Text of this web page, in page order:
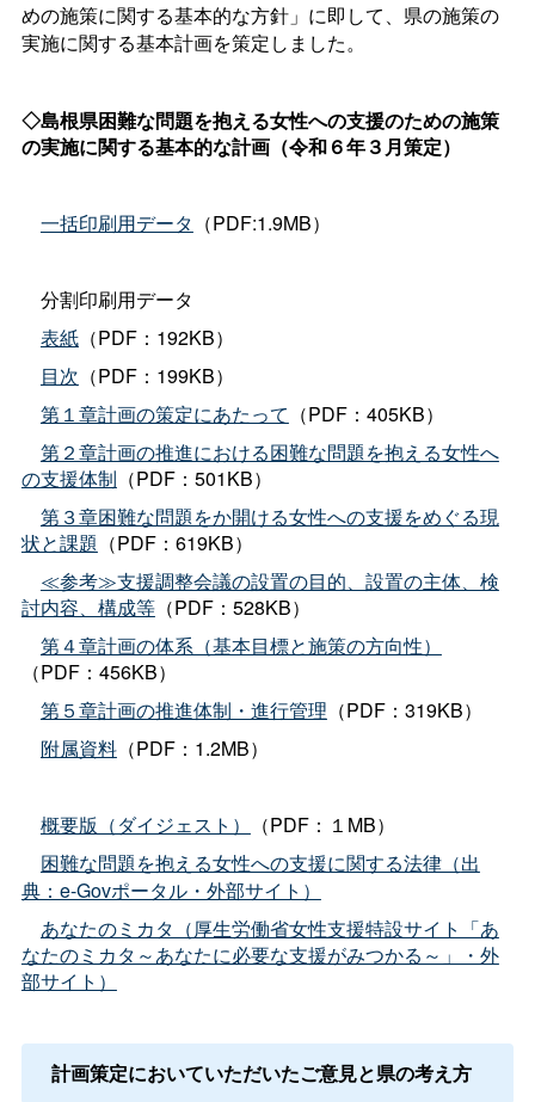
めの施策に関する基本的な方針」に即して、県の施策の
実施に関する基本計画を策定しました。
◇島根県困難な問題を抱える女性への支援のための施策
の実施に関する基本的な計画（令和６年３月策定）
一括印刷用データ （PDF:1.9MB）
分割印刷用データ
表紙（PDF：192KB）
目次 （PDF：199KB）
第１章計画の策定にあたって （PDF：405KB）
第２章計画の推進における困難な問題を抱える女性へ
の支援体制 （PDF：501KB）
第３章困難な問題をか開ける女性への支援をめぐる現
状と課題 （PDF：619KB）
≪参考≫支援調整会議の設置の目的、設置の主体、検
討内容、構成等（PDF：528KB）
第４章計画の体系（基本目標と施策の方向性）
（PDF：456KB）
第５章計画の推進体制・進行管理 （PDF：319KB）
附属資料（PDF：1.2MB）
概要版（ダイジェスト） （PDF：１MB）
困難な問題を抱える女性への支援に関する法律（出
典：e-Govポータル・外部サイト）
あなたのミカタ（厚生労働省女性支援特設サイト「あ
なたのミカタ～あなたに必要な支援がみつかる～」・外
部サイト）
計画策定においていただいたご意見と県の考え方